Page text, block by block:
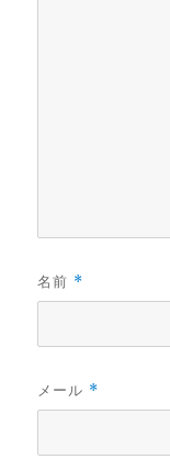
名前 *
メール *